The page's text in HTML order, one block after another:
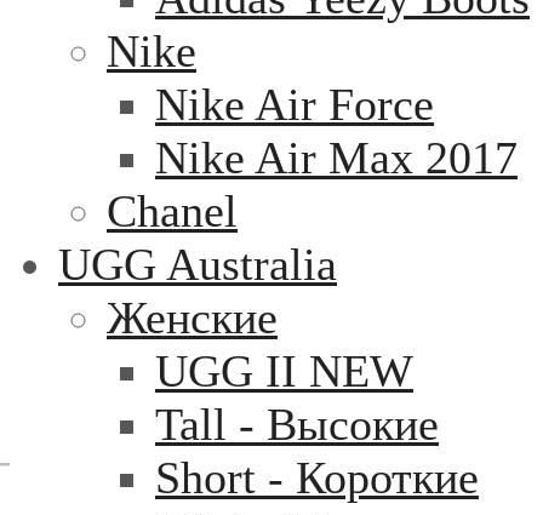
Nike
Nike Air Force
Nike Air Max 2017
Chanel
UGG Australia
Женские
UGG II NEW
Tall - Высокие
Short - Короткие